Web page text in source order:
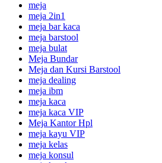
meja
meja 2in1
meja bar kaca
meja barstool
meja bulat
Meja Bundar
Meja dan Kursi Barstool
meja dealing
meja ibm
meja kaca
meja kaca VIP
Meja Kantor Hpl
meja kayu VIP
meja kelas
meja konsul